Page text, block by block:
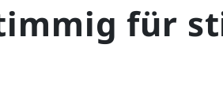
für